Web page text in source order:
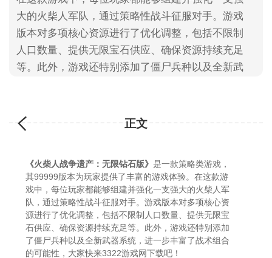
大的火柴人军队，通过策略性战斗征服对手。游戏
版本对多项核心资源进行了优化调整，包括不限制
人口数量、提供无限宝石供应、确保资源持续充足
等。此外，游戏还特别添加了僵尸兵种以及全新武
正文
《火柴人战争遗产：无限钻石版》是一款策略类游戏，
其99999版本为玩家提供了丰富的游戏体验。在这款游
戏中，每位玩家都能够组建并强化一支强大的火柴人军
队，通过策略性战斗征服对手。游戏版本对多项核心资
源进行了优化调整，包括不限制人口数量、提供无限宝
石供应、确保资源持续充足等。此外，游戏还特别添加
了僵尸兵种以及全新武器系统，进一步丰富了战术组合
的可能性，大家快来3322游戏网下载吧！